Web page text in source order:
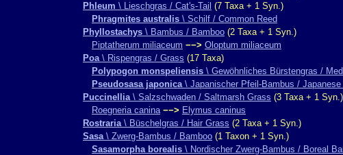
Phleum \ Lieschgras / Cat's-Tail (7 Taxa + 1 Syn.)
Phragmites australis \ Schilf / Common Reed
Phyllostachys \ Bambus / Bamboo (2 Taxa + 1 Syn.)
Piptatherum miliaceum −−> Oloptum miliaceum
Poa\ Rispengras / Grass (17 Taxa)
Polypogon monspeliensis \ Gewöhnliches Bürstengras /
Pseudosasa japonica\ Japanischer Pfeil-Bambus / Japanese
Puccinellia\ Salzschwaden / Saltmarsh Grass (3 Taxa + 1 Syn.)
Roegneria canina −−> Elymus caninus
Rostraria\ Büschelgras / Hair Grass (2 Taxa + 1 Syn.)
Sasa\ Zwerg-Bambus / Bamboo (1 Taxon + 1 Syn.)
Sasamorpha borealis \ Nordischer Zwerg-Bambus / Boreal